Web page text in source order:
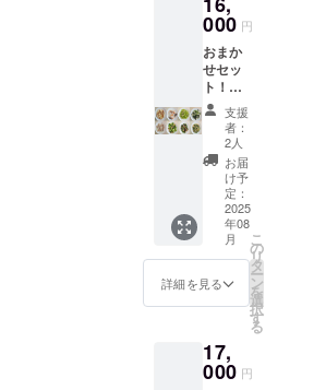
材料及
び添加
物等の
食品表
示はお
届け商
品のラ
ベルに
表記さ
れま
す。 商
品開封
前には
必ずお
届けの
リター
ルや注
意書き
をご確
000 円
おまか
せセッ
ト！
【配送
２回ま
で分納
可】500
×32PC
【商
品A～H
まで各
4P】
or250ｇ
×64PC
【商
まで各
8P】冷
凍食材
支援
者：
2人
お届
け予
定：
2025
年08
月
詳細を見る
こ
の
リ
タ
ー
ン
を
選
択
す
る
17,
000 円